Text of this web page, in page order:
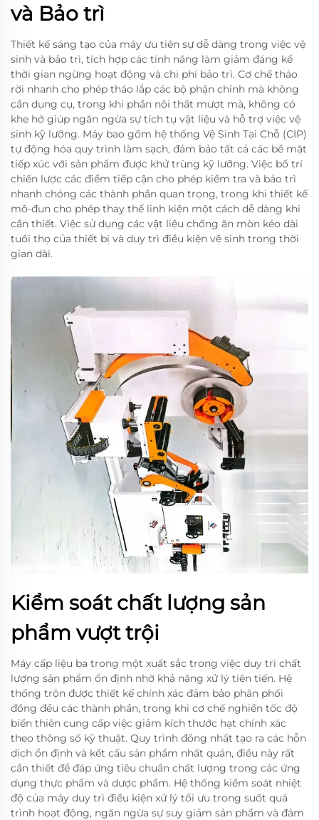
và Bảo trì
Thiết kế sáng tạo của máy ưu tiên sự dễ dàng trong việc vệ
sinh và bảo trì, tích hợp các tính năng làm giảm đáng kể
thời gian ngừng hoạt động và chi phí bảo trì. Cơ chế tháo
rời nhanh cho phép tháo lắp các bộ phận chính mà không
cần dụng cụ, trong khi phần nội thất mượt mà, không có
khe hở giúp ngăn ngừa sự tích tụ vật liệu và hỗ trợ việc vệ
sinh kỹ lưỡng. Máy bao gồm hệ thống Vệ Sinh Tại Chỗ (CIP)
tự động hóa quy trình làm sạch, đảm bảo tất cả các bề mặt
tiếp xúc với sản phẩm được khử trùng kỹ lưỡng. Việc bố trí
chiến lược các điểm tiếp cận cho phép kiểm tra và bảo trì
nhanh chóng các thành phần quan trọng, trong khi thiết kế
mô-đun cho phép thay thế linh kiện một cách dễ dàng khi
cần thiết. Việc sử dụng các vật liệu chống ăn mòn kéo dài
tuổi thọ của thiết bị và duy trì điều kiện vệ sinh trong thời
gian dài.
Kiểm soát chất lượng sản
phẩm vượt trội
Máy cấp liệu ba trong một xuất sắc trong việc duy trì chất
lượng sản phẩm ổn định nhờ khả năng xử lý tiên tiến. Hệ
thống trộn được thiết kế chính xác đảm bảo phân phối
đồng đều các thành phần, trong khi cơ chế nghiền tốc độ
biến thiên cung cấp việc giảm kích thước hạt chính xác
theo thông số kỹ thuật. Quy trình đồng nhất tạo ra các hỗn
dịch ổn định và kết cấu sản phẩm nhất quán, điều này rất
cần thiết để đáp ứng tiêu chuẩn chất lượng trong các ứng
dụng thực phẩm và dược phẩm. Hệ thống kiểm soát nhiệt
độ của máy duy trì điều kiện xử lý tối ưu trong suốt quá
trình hoạt động, ngăn ngừa sự suy giảm sản phẩm và đảm